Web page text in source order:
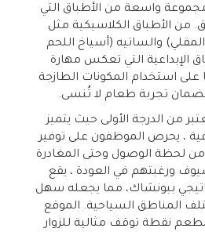
واسعة من الأطباق التي
من الأطباق الكلاسيكية مثل
المقلي) والساتيه (أسياخ اللحم
الإبداعية التي تعكس مهارة
على استخدام المكونات الطازجة
لضمان تجربة طعام لا تُنسى.
من الدرجة الأولى حيث يتميز
، يحرص الموظفون على توفير
من لحظة الوصول وحتى المغادرة
ورغبتهم في العودة ، يقع
ببونشاك، مما يجعله سهل
المناطق السياحية. الموقع
نقطة توقف مثالية للزوار